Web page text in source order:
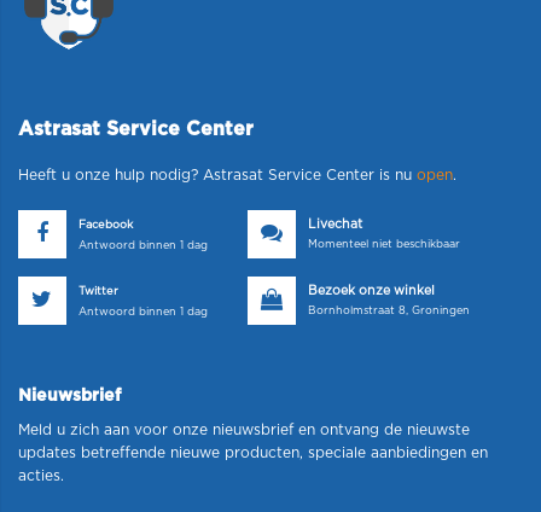
Astrasat Service Center
Heeft u onze hulp nodig? Astrasat Service Center is nu open.
Facebook
Antwoord binnen 1 dag
Livechat
Momenteel niet beschikbaar
Twitter
Antwoord binnen 1 dag
Bezoek onze winkel
Bornholmstraat 8, Groningen
Nieuwsbrief
Meld u zich aan voor onze nieuwsbrief en ontvang de nieuwste
updates betreffende nieuwe producten, speciale aanbiedingen en
acties.